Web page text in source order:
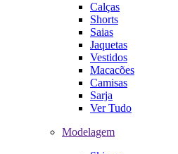
Calças
Shorts
Saias
Jaquetas
Vestidos
Macacões
Camisas
Sarja
Ver Tudo
Modelagem